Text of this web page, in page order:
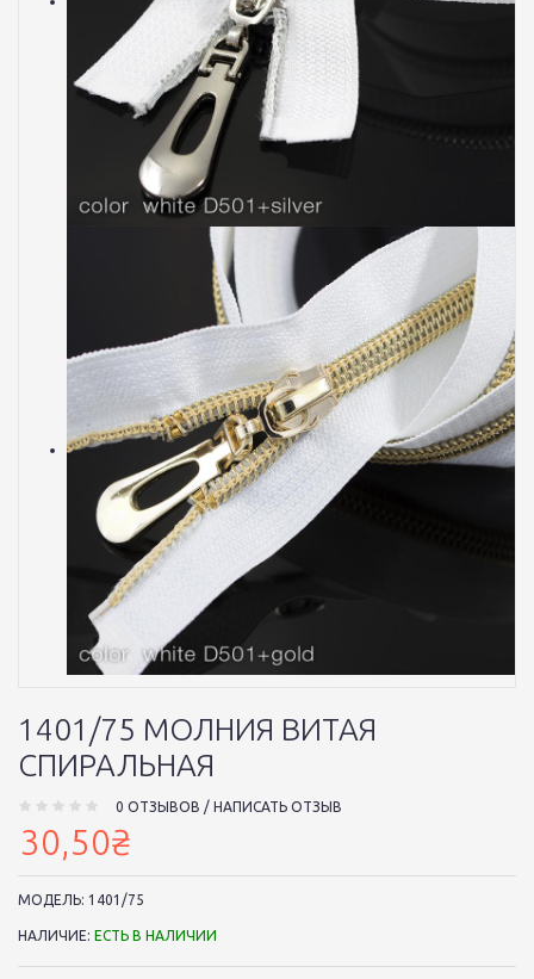
1401/75 МОЛНИЯ ВИТАЯ
СПИРАЛЬНАЯ
0 ОТЗЫВОВ / НАПИСАТЬ ОТЗЫВ
30,50₴
МОДЕЛЬ: 1401/75
НАЛИЧИЕ: ЕСТЬ В НАЛИЧИИ